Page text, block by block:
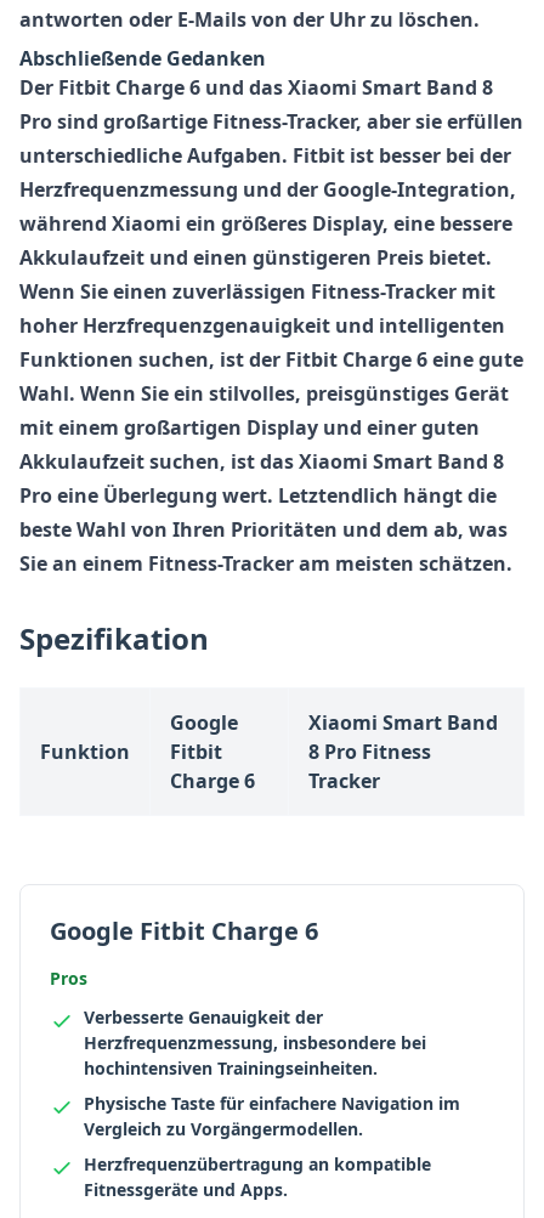
antworten oder E-Mails von der Uhr zu löschen.
Abschließende Gedanken
Der Fitbit Charge 6 und das Xiaomi Smart Band 8
Pro sind großartige Fitness-Tracker, aber sie erfüllen
unterschiedliche Aufgaben. Fitbit ist besser bei der
Herzfrequenzmessung und der Google-Integration,
während Xiaomi ein größeres Display, eine bessere
Akkulaufzeit und einen günstigeren Preis bietet.
Wenn Sie einen zuverlässigen Fitness-Tracker mit
hoher Herzfrequenzgenauigkeit und intelligenten
Funktionen suchen, ist der Fitbit Charge 6eine gute
Wahl. Wenn Sie ein stilvolles, preisgünstiges Gerät
mit einem großartigen Display und einer guten
Akkulaufzeit suchen, ist dasXiaomi Smart Band 8
Proeine Überlegung wert. Letztendlich hängt die
beste Wahl von Ihren Prioritäten und dem ab, was
Sie an einem Fitness-Tracker am meisten schätzen.
Spezifikation
Funktion
Google
Fitbit
Charge 6
Xiaomi Smart Band
8 Pro Fitness
Tracker
Google Fitbit Charge 6
Pros
Verbesserte Genauigkeit der
Herzfrequenzmessung, insbesondere bei
hochintensiven Trainingseinheiten.
Physische Taste für einfachere Navigation im
Vergleich zu Vorgängermodellen.
Herzfrequenzübertragung an kompatible
Fitnessgeräte und Apps.